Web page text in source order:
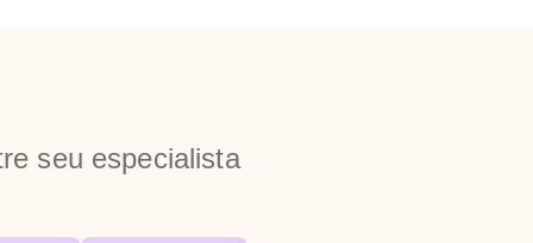
seu especialista